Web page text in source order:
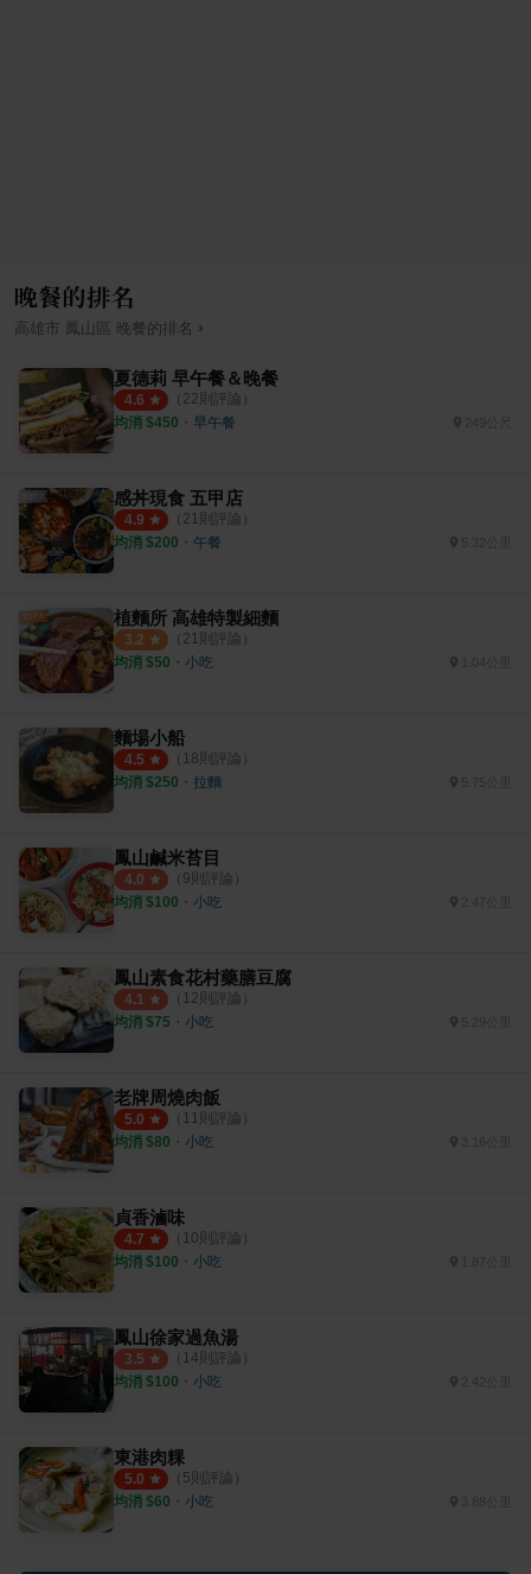
晚餐的排名
高雄市 鳳山區 晚餐的排名 ›
夏德莉 早午餐＆晚餐
4.6 （ 22則評論）
均消 $450 ・ 早午餐 249公尺
感丼現食 五甲店
4.9 （ 21 則評論）
均消 $200 ・ 午餐 5.32公里
植麵所 高雄特製細麵
3.2 （ 21 則評論）
均消 $50 ・ 小吃 1.04公里
麵場小船
4.5 （ 18則評論）
均消 $250 ・ 拉麵 5.75公里
鳳山鹹米苔目
4.0 （ 9則評論）
均消 $100 ・ 小吃 2.47公里
鳳山素食花村藥膳豆腐
4.1 （ 12則評論）
均消 $75 ・ 小吃 5.29公里
老牌周燒肉飯
5.0 （ 11 則評論）
均消 $80 ・ 小吃
貞香滷味
4.7 （ 10則評論）
均消 $100 ・ 小吃
鳳山徐家過魚湯
3.5 （ 14則評論）
均消 $100 ・ 小吃 2.42公里
東港肉粿
5.0 （ 5則評論）
均消 $60 ・ 小吃